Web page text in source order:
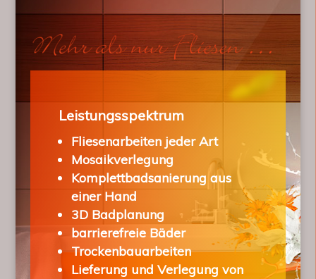
Leistungsspektrum
Fliesenarbeiten jeder Art
Mosaikverlegung
Komplettbadsanierung aus
einer Hand
3D Badplanung
barrierefreie Bäder
Trockenbauarbeiten
Lieferung und Verlegung von